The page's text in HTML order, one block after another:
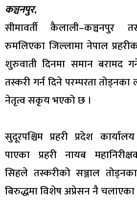
कञ्चनपुर,
सीमावर्ती कैलाली–कञ्चनपुर
रुमलिएका जिल्लामा नेपाल
शुरुवाती दिनमा समान बरामद
तस्करी गर्न दिने परम्परता तोड्नका
नेतृत्व सकृय भएको छ ।
सुदूरपश्चिम प्रहरी प्रदेश
पाएका प्रहरी नायब
सिहले तस्करीको सञ्जाल
बिरुद्धमा विशेष अप्रेसन नै